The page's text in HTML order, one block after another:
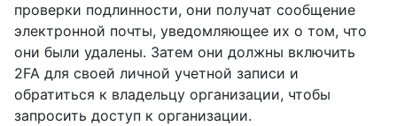
проверки подлинности, они получат сообщение
электронной почты, уведомляющее их о том, что
они были удалены. Затем они должны включить
2FA для своей личной учетной записи и
обратиться к владельцу организации, чтобы
запросить доступ к организации.